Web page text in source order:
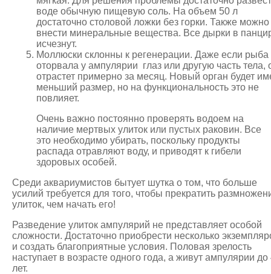
воде обычную пищевую соль. На объем 50 л
достаточно столовой ложки без горки. Также можно
внести минеральные вещества. Все дырки в
исчезнут.
Моллюски склонны к регенерации. Даже если рыба
оторвала у ампулярии глаз или другую часть тела,
отрастет примерно за месяц. Новый орган будет
меньший размер, но на функциональность это не
повлияет.
Очень важно постоянно проверять водоем на
наличие мертвых улиток или пустых раковин. Все
это необходимо убирать, поскольку продукты
распада отравляют воду, и приводят к гибели
здоровых особей.
Среди аквариумистов бытует шутка о том, что больше
усилий требуется для того, чтобы прекратить
улиток, чем начать его!
Разведение улиток ампулярий не представляет особой
сложности. Достаточно приобрести несколько
и создать благоприятные условия. Половая зрелость
наступает в возрасте одного года, а живут ампулярии до
лет.